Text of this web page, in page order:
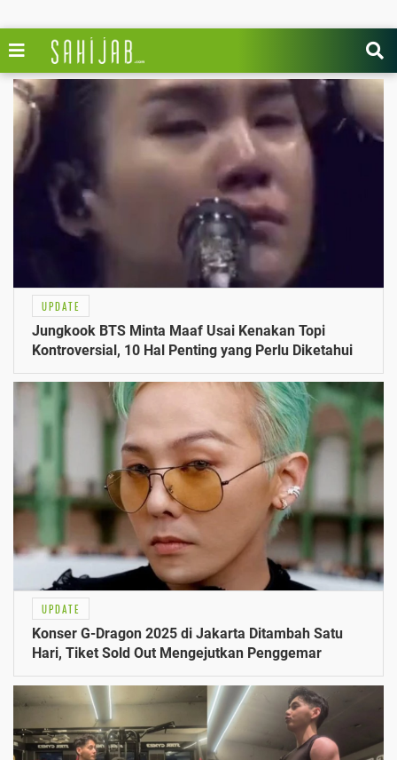
UPDATE
Jungkook BTS Minta Maaf Usai Kenakan Topi
Kontroversial, 10 Hal Penting yang Perlu Diketahui
UPDATE
Konser G-Dragon 2025 di Jakarta Ditambah Satu
Hari, Tiket Sold Out Mengejutkan Penggemar